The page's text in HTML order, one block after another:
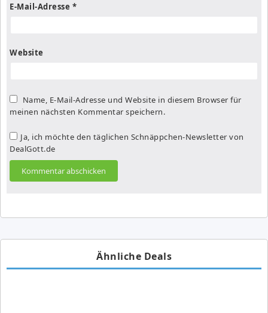
E-Mail-Adresse *
Website
Name, E-Mail-Adresse und Website in diesem Browser für
meinen nächsten Kommentar speichern.
Ja, ich möchte den täglichen Schnäppchen-Newsletter von
DealGott.de
Ähnliche Deals